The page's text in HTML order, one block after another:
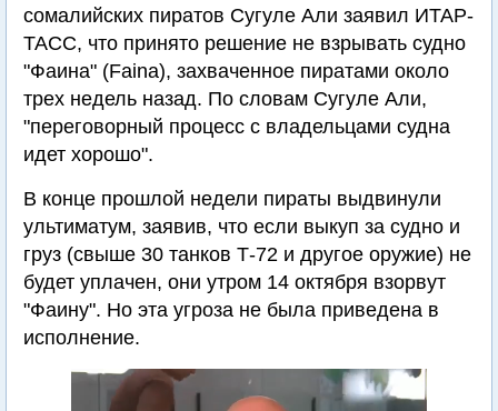
сомалийских пиратов Сугуле Али заявил ИТАР-
ТАСС, что принято решение не взрывать судно
"Фаина" (Faina), захваченное пиратами около
трех недель назад. По словам Сугуле Али,
"переговорный процесс с владельцами судна
идет хорошо".
В конце прошлой недели пираты выдвинули
ультиматум, заявив, что если выкуп за судно и
груз (свыше 30 танков Т-72 и другое оружие) не
будет уплачен, они утром 14 октября взорвут
"Фаину". Но эта угроза не была приведена в
исполнение.